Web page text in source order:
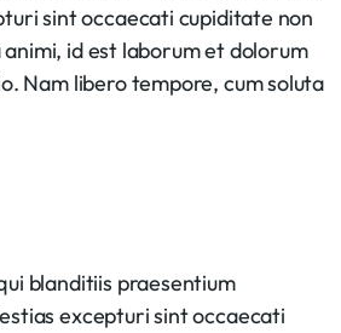
sint occaecati cupiditate non
id est laborum et dolorum
Nam libero tempore, cum soluta
blanditiis praesentium
excepturi sint occaecati